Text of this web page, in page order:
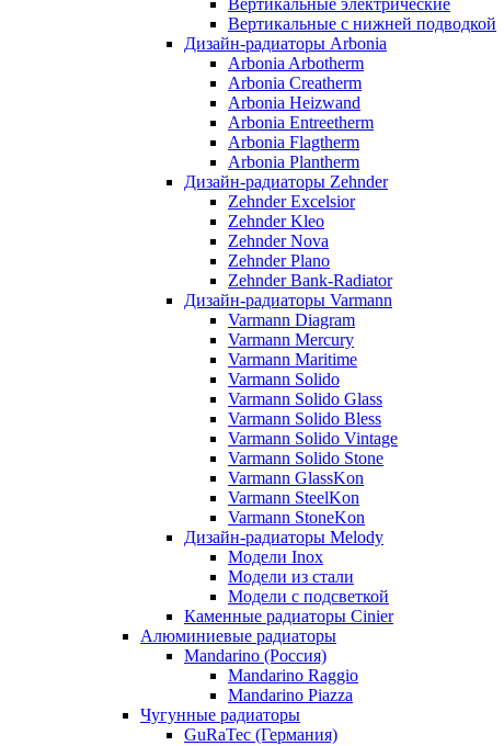
Вертикальные электрические
Вертикальные с нижней подводкой
Дизайн-радиаторы Arbonia
Arbonia Arbotherm
Arbonia Creatherm
Arbonia Heizwand
Arbonia Entreetherm
Arbonia Flagtherm
Arbonia Plantherm
Дизайн-радиаторы Zehnder
Zehnder Excelsior
Zehnder Kleo
Zehnder Nova
Zehnder Plano
Zehnder Bank-Radiator
Дизайн-радиаторы Varmann
Varmann Diagram
Varmann Mercury
Varmann Maritime
Varmann Solido
Varmann Solido Glass
Varmann Solido Bless
Varmann Solido Vintage
Varmann Solido Stone
Varmann GlassKon
Varmann SteelKon
Varmann StoneKon
Дизайн-радиаторы Melody
Модели Inox
Модели из стали
Модели с подсветкой
Каменные радиаторы Cinier
Алюминиевые радиаторы
Mandarino (Россия)
Mandarino Raggio
Mandarino Piazza
Чугунные радиаторы
GuRaTec (Германия)